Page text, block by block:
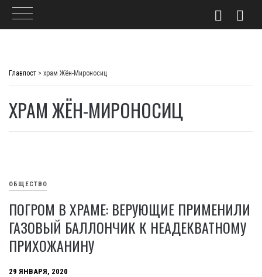
Главпост > храм Жён-Мироносиц
ХРАМ ЖЁН-МИРОНОСИЦ
ОБЩЕСТВО
ПОГРОМ В ХРАМЕ: ВЕРУЮЩИЕ ПРИМЕНИЛИ
ГАЗОВЫЙ БАЛЛОНЧИК К НЕАДЕКВАТНОМУ
ПРИХОЖАНИНУ
29 ЯНВАРЯ, 2020